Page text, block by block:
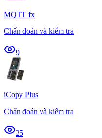
MQTT fx
Chẩn đoán và kiểm tra
9
iCopy Plus
Chẩn đoán và kiểm tra
25